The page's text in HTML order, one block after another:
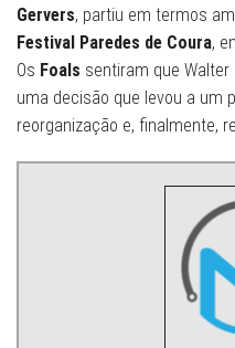
Gervers, partiu em termos
Festival Paredes de Coura,
Os Foals sentiram que
uma decisão que levou a um
reorganização e, finalmente,